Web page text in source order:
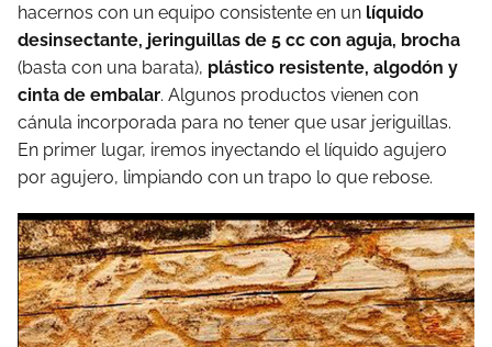
hacernos con un equipo consistente en un líquido
desinsectante, jeringuillas de 5 cc con aguja, brocha
(basta con una barata), plástico resistente, algodón y
cinta de embalar. Algunos productos vienen con
cánula incorporada para no tener que usar jeriguillas.
En primer lugar, iremos inyectando el líquido agujero
por agujero, limpiando con un trapo lo que rebose.